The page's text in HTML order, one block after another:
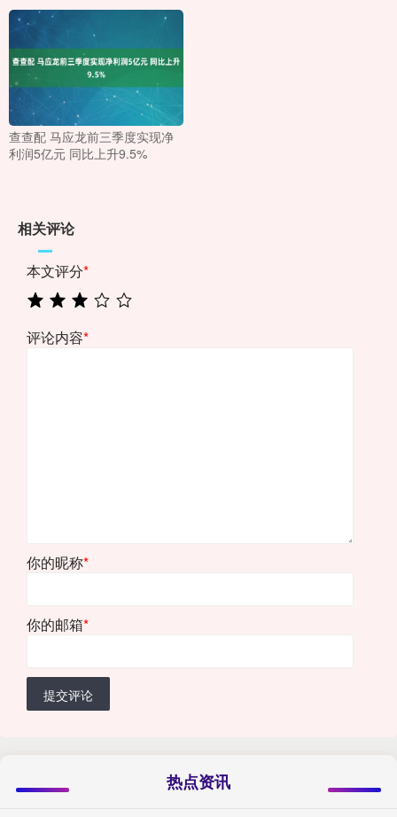
查查配 马应龙前三季度实现净
利润5亿元 同比上升9.5%
相关评论
本文评分*
评论内容*
你的昵称*
你的邮箱*
提交评论
热点资讯